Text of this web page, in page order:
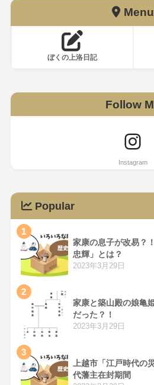
Menu
ぼくの上洛日記
Follow
Popular
1
家康の息子が改易？
忠輝」とは？
2023年3月29日
2
家康と築山殿の娘亀
だった？！
2023年3月29日
3
上越市「江戸時代の
代藩主在封期間